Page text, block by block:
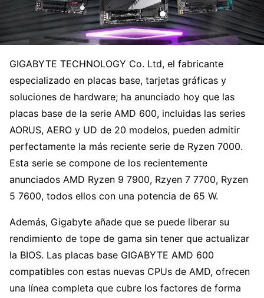
GIGABYTE TECHNOLOGY Co. Ltd, el fabricante
especializado en placas base, tarjetas gráficas y
soluciones de hardware; ha anunciado hoy que las
placas base de la serie AMD 600, incluidas las series
AORUS, AERO y UD de 20 modelos, pueden admitir
perfectamente la más reciente serie de Ryzen 7000.
Esta serie se compone de los recientemente
anunciados AMD Ryzen 9 7900, Rzyen 7 7700, Ryzen
5 7600, todos ellos con una potencia de 65 W.
Además, Gigabyte añade que se puede liberar su
rendimiento de tope de gama sin tener que actualizar
la BIOS. Las placas base GIGABYTE AMD 600
compatibles con estas nuevas CPUs de AMD, ofrecen
una línea completa que cubre los factores de forma